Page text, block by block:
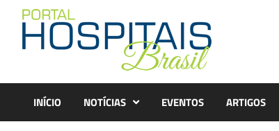
content
INÍCIO NOTÍCIAS EVENTOS ARTIGOS